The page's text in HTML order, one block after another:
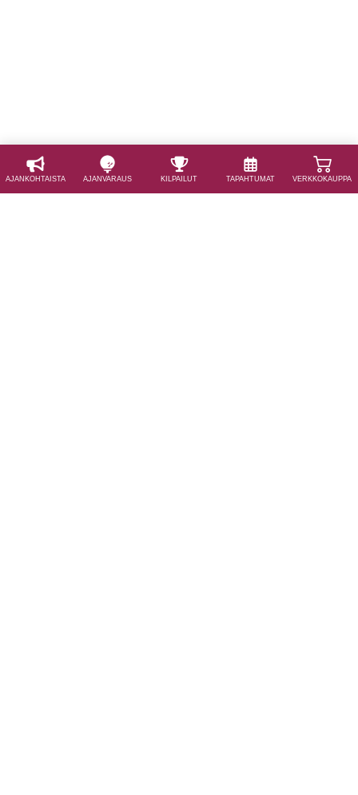
AJAN­KOHTAISTA AJAN­VARAUS KILPAILUT TAPAHTUMAT VERKKOKAUPPA